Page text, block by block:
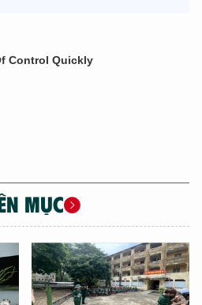
MỤC